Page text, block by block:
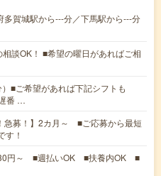
多賀城駅から---分／下馬駅から---分
談OK！ ■希望の曜日があればご相
■ご希望があれば下記シフトも
番 …
急募！】2カ月～ ■ご応募から最短
す！
円～ ■週払いOK ■扶養内OK ■